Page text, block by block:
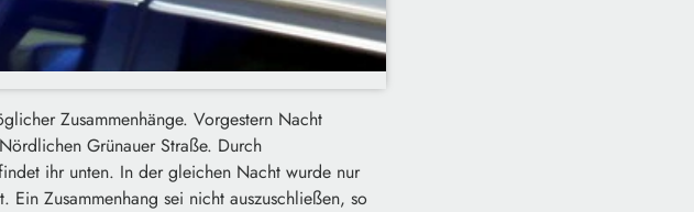
Zusammenhänge. Vorgestern Nacht
Grünauer Straße. Durch
ihr unten. In der gleichen Nacht wurde nur
Zusammenhang sei nicht auszuschließen, so